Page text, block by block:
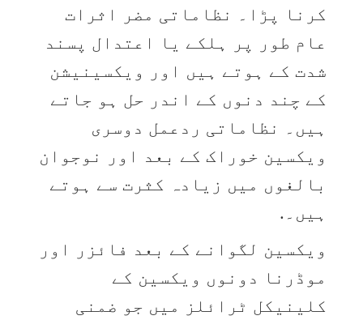
کرنا پڑا۔ نظاماتی مضر اثرات
عام طور پر ہلکے یا اعتدال پسند
شدت کے ہوتے ہیں اور ویکسینیشن
کے چند دنوں کے اندر حل ہو جاتے
ہیں۔ نظاماتی ردعمل دوسری
ویکسین خوراک کے بعد اور نوجوان
بالغوں میں زیادہ کثرت سے ہوتے
ہیں۔.
ویکسین لگوانے کے بعد فائزر اور
موڈرنا دونوں ویکسین کے
کلینیکل ٹرائلز میں جو ضمنی